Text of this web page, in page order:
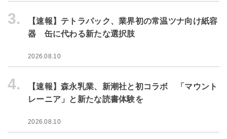
3.
【速報】テトラパック、業界初の常温ツナ向け紙容
器 缶に代わる新たな選択肢
2026.08.10
4.
【速報】森永乳業、新潮社と初コラボ 「マウント
レーニア」と新たな読書体験を
2026.08.10